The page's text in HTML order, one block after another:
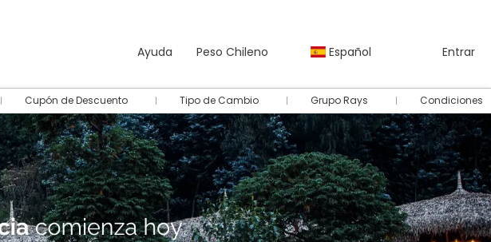
Ayuda Peso Chileno Español Entrar
Cupón de Descuento Tipo de Cambio Grupo Rays Condiciones